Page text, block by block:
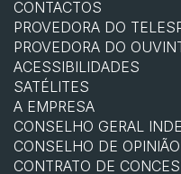
CONTACTOS
PROVEDORA DO
PROVEDORA DO
ACESSIBILIDADES
SATÉLITES
A EMPRESA
CONSELHO GERAL
CONSELHO DE OPINIÃO
CONTRATO DE